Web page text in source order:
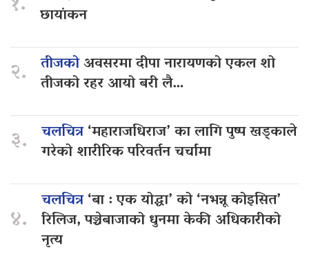
छायांकन
२. तीजकोअवसरमा दीपा नारायणको एकल शो
तीजको रहर आयो बरी लै…
३. चलचित्र‘महाराजधिराज’ का लागि पुष्प खड्काले
गरेको शारीरिक परिवर्तन चर्चामा
४.
चलचित्र‘बा : एक योद्धा’ को ‘नभन्नू कोइसित’
रिलिज, पञ्चेबाजाको धुनमा केकी अधिकारीको
नृत्य